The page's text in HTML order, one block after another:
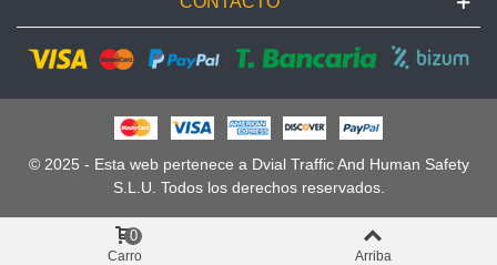
© 2025 - Esta web pertenece a Dvial Traffic And Human Safety
S.L.U. Todos los derechos reservados.
Carro
0
Arriba